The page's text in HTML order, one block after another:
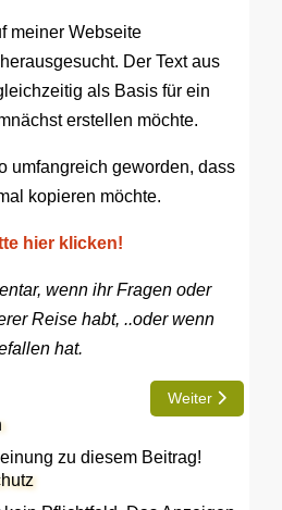
meiner Webseite
herausgesucht. Der Text aus
als Basis für ein
erstellen möchte.
umfangreich geworden, dass
kopieren möchte.
hier klicken!
wenn ihr Fragen oder
Reise habt, ..oder wenn
hat.
und Dokumentation unserer
Nächster
Weiter
zu diesem Beitrag!